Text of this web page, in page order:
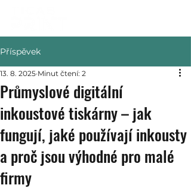
Příspěvek
Průmyslové digitální
inkoustové tiskárny – jak
fungují, jaké používají inkousty
a proč jsou výhodné pro malé
firmy
13. 8. 2025 Minut čtení: 2